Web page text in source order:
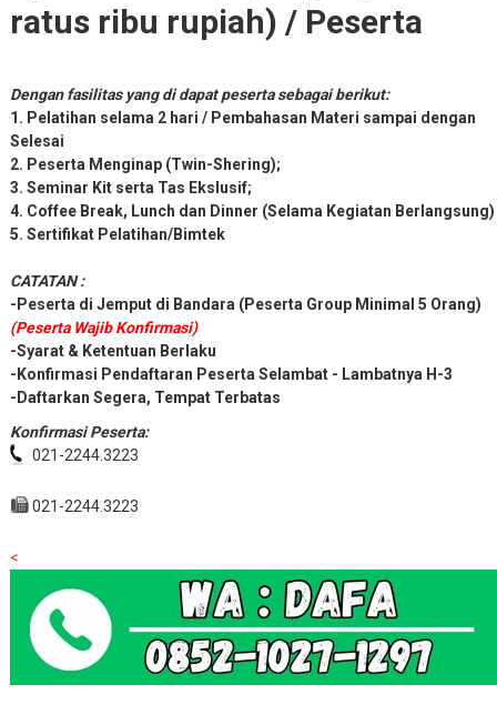
ratus ribu rupiah) / Peserta
Dengan fasilitas yang di dapat peserta sebagai berikut:
1. Pelatihan selama 2 hari / Pembahasan Materi sampai dengan
Selesai
2. Peserta Menginap (Twin-Shering);
3. Seminar Kit serta Tas Ekslusif;
4. Coffee Break, Lunch dan Dinner (Selama Kegiatan Berlangsung)
5. Sertifikat Pelatihan/Bimtek
CATATAN :
-Peserta di Jemput di Bandara (Peserta Group Minimal 5 Orang)
(Peserta Wajib Konfirmasi)
-Syarat & Ketentuan Berlaku
-Konfirmasi Pendaftaran Peserta Selambat - Lambatnya H-3
-Daftarkan Segera, Tempat Terbatas
Konfirmasi Peserta:
021-2244.3223
021-2244.3223
<